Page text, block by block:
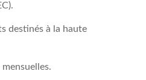
destinés à la haute